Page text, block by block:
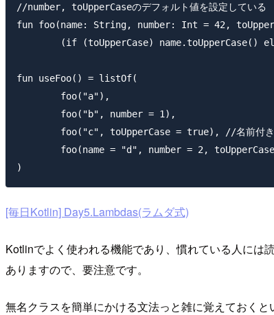
//number, toUpperCaseのデフォルト値を設定している
fun foo(name: String, number: Int = 42,
(if (toUpperCase) name.toUpperCase()
fun useFoo() = listOf(
        foo("a"),
        foo("b", number = 1),
foo("c", toUpperCase = true), //名前付き
foo(name = "d", number = 2,
[毎日Kotlin] Day5.Lambdas(ラムダ式)
Kotlinでよく使われる機能であり、慣れている人には
ありますので、要注意です。
無名クラスを簡単にかける文法っと雑に覚えておくと